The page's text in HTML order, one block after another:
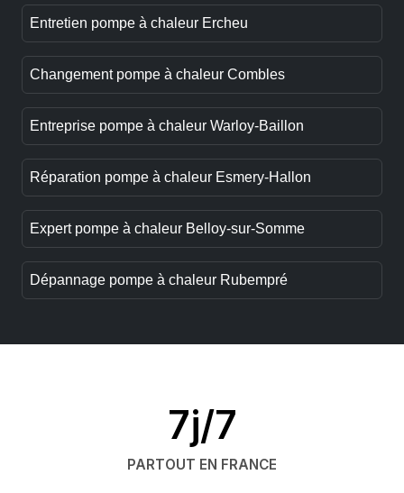
Entretien pompe à chaleur Ercheu
Changement pompe à chaleur Combles
Entreprise pompe à chaleur Warloy-Baillon
Réparation pompe à chaleur Esmery-Hallon
Expert pompe à chaleur Belloy-sur-Somme
Dépannage pompe à chaleur Rubempré
7j/7
PARTOUT EN FRANCE